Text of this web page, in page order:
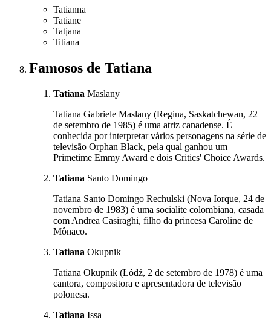
Tatianna
Tatiane
Tatjana
Titiana
Famosos de Tatiana
Tatiana Maslany
Tatiana Gabriele Maslany (Regina, Saskatchewan, 22
de setembro de 1985) é uma atriz canadense. É
conhecida por interpretar vários personagens na série de
televisão Orphan Black, pela qual ganhou um
Primetime Emmy Award e dois Critics' Choice Awards.
Tatiana Santo Domingo
Tatiana Santo Domingo Rechulski (Nova Iorque, 24 de
novembro de 1983) é uma socialite colombiana, casada
com Andrea Casiraghi, filho da princesa Caroline de
Mônaco.
Tatiana Okupnik
Tatiana Okupnik (Łódź, 2 de setembro de 1978) é uma
cantora, compositora e apresentadora de televisão
polonesa.
Tatiana Issa